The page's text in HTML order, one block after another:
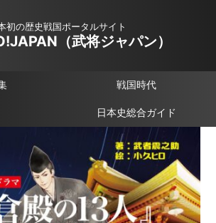
初の歴史戦国ポータルサイト
（武将ジャパン）
戦国時代
日本史総合ガイド